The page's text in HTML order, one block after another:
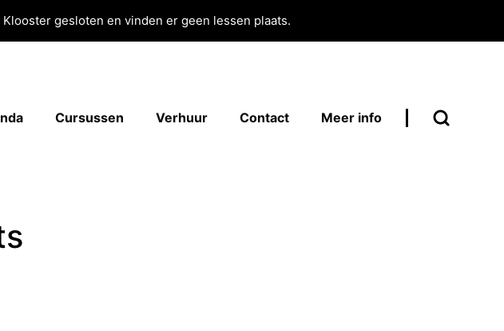
gesloten en vinden er geen lessen plaats.
Cursussen Verhuur Contact Meer info